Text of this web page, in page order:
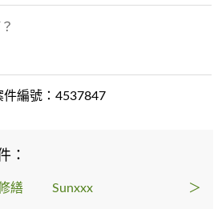
件編號：4537847
：
繕 Sunxxx ＞